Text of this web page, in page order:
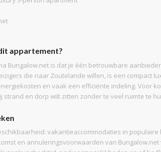
appartement?
Bungalow.net is dat je één betrouwbare
die naar Zoutelande willen, is een compact
en vaak een efficiënte indeling. Voor
strand en dorp wilt zitten zonder te veel ruimte te
vakantieaccommodaties in
en annuleringsvoorwaarden van